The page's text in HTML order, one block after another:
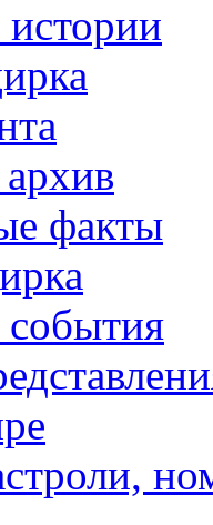
факты